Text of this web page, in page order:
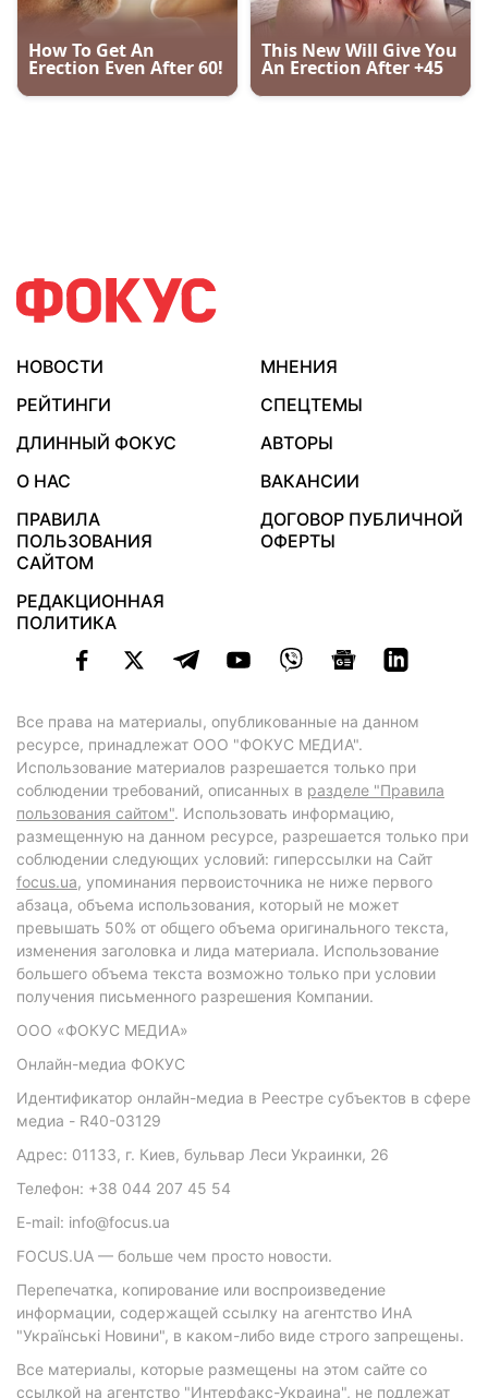
НОВОСТИ
МНЕНИЯ
РЕЙТИНГИ
СПЕЦТЕМЫ
ДЛИННЫЙ ФОКУС
АВТОРЫ
О НАС
ВАКАНСИИ
ПРАВИЛА
ПОЛЬЗОВАНИЯ
САЙТОМ
ДОГОВОР ПУБЛИЧНОЙ
ОФЕРТЫ
РЕДАКЦИОННАЯ
ПОЛИТИКА
Все права на материалы, опубликованные на данном
ресурсе, принадлежат ООО "ФОКУС МЕДИА".
Использование материалов разрешается только при
соблюдении требований, описанных в разделе "Правила
пользования сайтом". Использовать информацию,
размещенную на данном ресурсе, разрешается только при
соблюдении следующих условий: гиперссылки на Сайт
focus.ua, упоминания первоисточника не ниже первого
абзаца, объема использования, который не может
превышать 50% от общего объема оригинального текста,
изменения заголовка и лида материала. Использование
большего объема текста возможно только при условии
получения письменного разрешения Компании.
ООО «ФОКУС МЕДИА»
Онлайн-медиа ФОКУС
Идентификатор онлайн-медиа в Реестре субъектов в сфере
медиа - R40-03129
Адрес: 01133, г. Киев, бульвар Леси Украинки, 26
Телефон: +38 044 207 45 54
E-mail: info@focus.ua
FOCUS.UA — больше чем просто новости.
Перепечатка, копирование или воспроизведение
информации, содержащей ссылку на агентство ИнА
"Українські Новини", в каком-либо виде строго запрещены.
Все материалы, которые размещены на этом сайте со
ссылкой на агентство "Интерфакс-Украина", не подлежат